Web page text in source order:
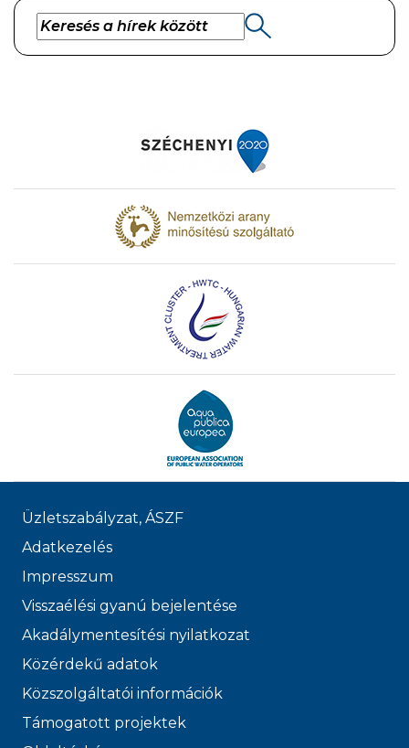
Üzletszabályzat, ÁSZF
Adatkezelés
Impresszum
Visszaélési gyanú bejelentése
Akadálymentesítési nyilatkozat
Közérdekű adatok
Közszolgáltatói információk
Támogatott projektek